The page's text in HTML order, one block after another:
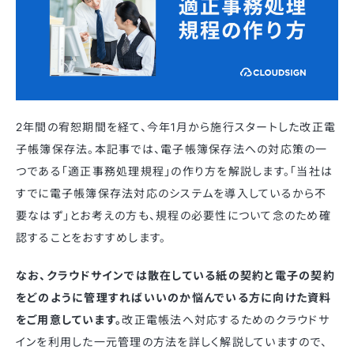
2年間の宥恕期間を経て、今年1月から施行スタートした改正電
子帳簿保存法。本記事では、電子帳簿保存法への対応策の一
つである「適正事務処理規程」の作り方を解説します。「当社は
すでに電子帳簿保存法対応のシステムを導入しているから不
要なはず」とお考えの方も、規程の必要性について念のため確
認することをおすすめします。
なお、クラウドサインでは散在している紙の契約と電子の契約
をどのように管理すればいいのか悩んでいる方に向けた資料
をご用意しています。 改正電帳法へ対応するためのクラウドサ
インを利用した一元管理の方法を詳しく解説していますので、